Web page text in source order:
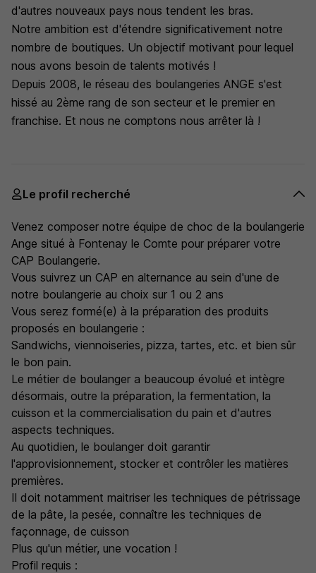
d'autres nouveaux pays nous tendent les bras.
Notre ambition est d'étendre significativement notre
nombre de boutiques. Un objectif motivant pour lequel
nous avons besoin de talents motivés !
Depuis 2008, le réseau des boulangeries ANGE s'est
hissé au 2ème rang de son secteur et le premier en
franchise. Et nous ne comptons nous arrêter là !
Le profil recherché
Venez composer notre équipe de choc de la boulangerie
Ange situé à Fontenay le Comte pour préparer votre
CAP Boulangerie.
Vous suivrez un CAP en alternance au sein d'une de
notre boulangerie au choix sur 1 ou 2 ans
Vous serez formé(e) à la préparation des produits
proposés en boulangerie :
Sandwichs, viennoiseries, pizza, tartes, etc. et bien sûr
le bon pain.
Le métier de boulanger a beaucoup évolué et intègre
désormais, outre la préparation, la fermentation, la
cuisson et la commercialisation du pain et d'autres
aspects techniques.
Au quotidien, le boulanger doit garantir
l'approvisionnement, stocker et contrôler les matières
premières.
Il doit notamment maitriser les techniques de pétrissage
de la pâte, la pesée, connaître les techniques de
façonnage, de cuisson
Plus qu'un métier, une vocation !
Profil requis :